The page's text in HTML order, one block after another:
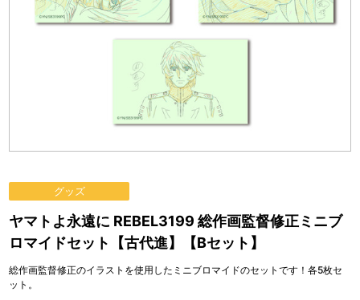
グッズ
ヤマトよ永遠に REBEL3199 総作画監督修正ミニブ
ロマイドセット【古代進】【Bセット】
総作画監督修正のイラストを使用したミニブロマイドのセットです！各5枚セ
ット。